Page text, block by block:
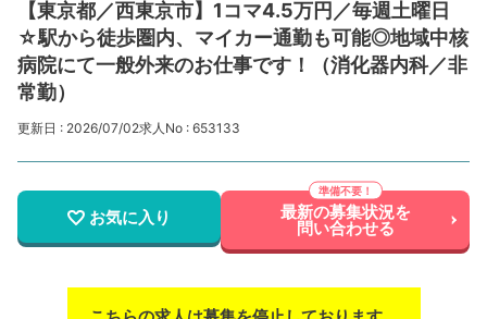
【東京都／西東京市】1コマ4.5万円／毎週土曜日
☆駅から徒歩圏内、マイカー通勤も可能◎地域中核
病院にて一般外来のお仕事です！（消化器内科／非
常勤）
更新日 : 2026/07/02求人No : 653133
お気に入り 最新の募集状況を
問い合わせる